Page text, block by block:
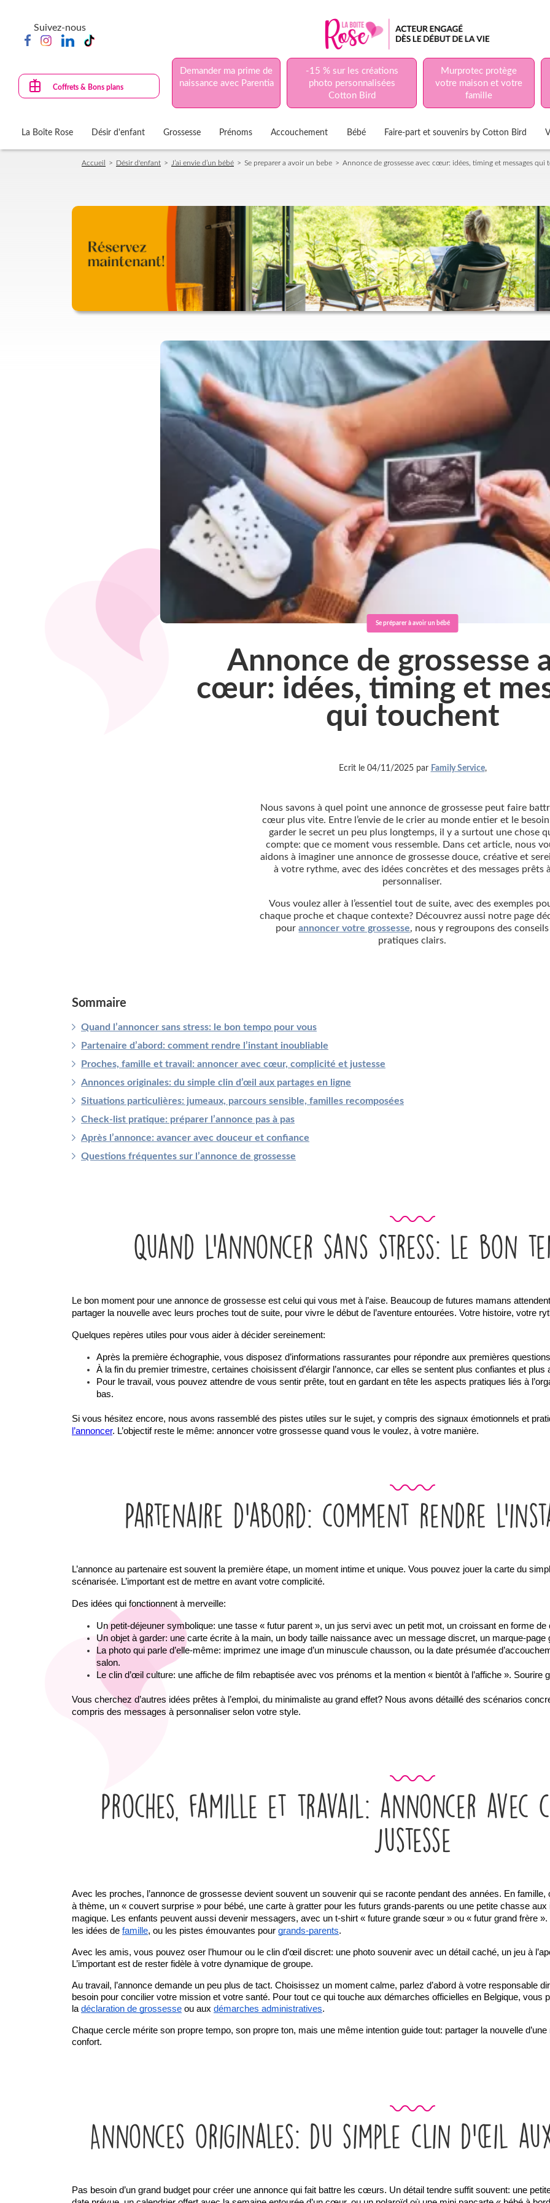
contenu
principal
Suivez-nous
Coffrets & Bons plans
Demander ma prime de
naissance avec Parentia
-15 % sur les créations
photo personnalisées
Cotton Bird
Murprotec protège
votre maison et votre
famille
La Boîte Rose Désir d'enfant Grossesse Prénoms Accouchement Bébé Faire-part et souvenirs by Cotton Bird
d'Ariane
Accueil Désir d'enfant J’ai envie d’un bébé Se preparer a avoir un bebe Annonce de grossesse avec cœur: idées, timing et messages qui
Se préparer à avoir un bébé
Annonce de grossesse
cœur: idées, timing et
qui touchent
Ecrit le 04/11/2025 par Family Service,
Nous savons à quel point une annonce de grossesse peut faire
cœur plus vite. Entre l’envie de le crier au monde entier et le
garder le secret un peu plus longtemps, il y a surtout une chose
compte: que ce moment vous ressemble. Dans cet article, nous
aidons à imaginer une annonce de grossesse douce, créative et
à votre rythme, avec des idées concrètes et des messages prêts à
personnaliser.
Vous voulez aller à l’essentiel tout de suite, avec des exemples
chaque proche et chaque contexte? Découvrez aussi notre page
pourannoncer votre grossesse, nous y regroupons des conseils
pratiques clairs.
Sommaire
Quand l’annoncer sans stress: le bon tempo pour vous
Partenaire d’abord: comment rendre l’instant inoubliable
Proches, famille et travail: annoncer avec cœur, complicité et justesse
Annonces originales: du simple clin d’œil aux partages en ligne
Situations particulières: jumeaux, parcours sensible, familles recomposées
Check-list pratique: préparer l’annonce pas à pas
Après l’annonce: avancer avec douceur et confiance
Questions fréquentes sur l’annonce de grossesse
Quand l’annoncer sans stress: le bon
Le bon moment pour une annonce de grossesse est celui qui vous met à l’aise. Beaucoup de futures mamans
partager la nouvelle avec leurs proches tout de suite, pour vivre le début de l’aventure entourées. Votre histoire, votre
Quelques repères utiles pour vous aider à décider sereinement:
Après la première échographie, vous disposez d’informations rassurantes pour répondre aux premières
À la fin du premier trimestre, certaines choisissent d’élargir l’annonce, car elles se sentent plus confiantes et plus
Pour le travail, vous pouvez attendre de vous sentir prête, tout en gardant en tête les aspects pratiques liés à
bas.
Si vous hésitez encore, nous avons rassemblé des pistes utiles sur le sujet, y compris des signaux émotionnels et
l’annoncer. L’objectif reste le même: annoncer votre grossesse quand vous le voulez, à votre manière.
Partenaire d’abord: comment rendre
L’annonce au partenaire est souvent la première étape, un moment intime et unique. Vous pouvez jouer la carte du
scénarisée. L’important est de mettre en avant votre complicité.
Des idées qui fonctionnent à merveille:
Un petit-déjeuner symbolique: une tasse « futur parent », un jus servi avec un petit mot, un croissant en forme
Un objet à garder: une carte écrite à la main, un body taille naissance avec un message discret, un marque-page
La photo qui parle d’elle-même: imprimez une image d’un minuscule chausson, ou la date présumée
salon.
Le clin d’œil culture: une affiche de film rebaptisée avec vos prénoms et la mention « bientôt à l’affiche ». Sourire
Vous cherchez d’autres idées prêtes à l’emploi, du minimaliste au grand effet? Nous avons détaillé des scénarios
compris des messages à personnaliser selon votre style.
Proches, famille et travail: annoncer avec
justesse
Avec les proches, l’annonce de grossesse devient souvent un souvenir qui se raconte pendant des années. En
à thème, un « couvert surprise » pour bébé, une carte à gratter pour les futurs grands-parents ou une petite chasse
magique. Les enfants peuvent aussi devenir messagers, avec un t-shirt « future grande sœur » ou « futur grand frère ».
les idées de famille, ou les pistes émouvantes pour grands-parents.
Avec les amis, vous pouvez oser l’humour ou le clin d’œil discret: une photo souvenir avec un détail caché, un jeu à
L’important est de rester fidèle à votre dynamique de groupe.
Au travail, l’annonce demande un peu plus de tact. Choisissez un moment calme, parlez d’abord à votre responsable
besoin pour concilier votre mission et votre santé. Pour tout ce qui touche aux démarches officielles en Belgique,
la déclaration de grossesse ou aux démarches administratives.
Chaque cercle mérite son propre tempo, son propre ton, mais une même intention guide tout: partager la nouvelle
confort.
Annonces originales: du simple clin d’œil
Pas besoin d’un grand budget pour créer une annonce qui fait battre les cœurs. Un détail tendre suffit souvent: une